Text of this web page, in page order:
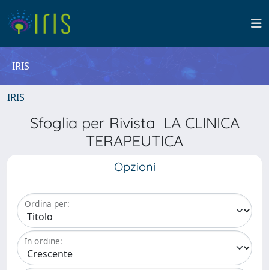
IRIS
IRIS
Sfoglia per Rivista LA CLINICA
TERAPEUTICA
Opzioni
Ordina per:
In ordine: